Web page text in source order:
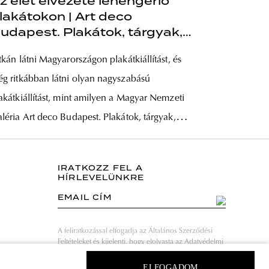
| Art deco
Plakátok, tárgyak,
látni Magyarországon plakátkiállítást, és
ritkábban látni olyan nagyszabású
mint amilyen a Magyar Nemzeti
Art deco Budapest. Plakátok, tárgyak,
(1925–1938) című tárlata. Majd’ tíz éve
kiállítással. Akkor a korszak
konstruktivista vonulatai kerültek
IRATKOZZ FEL A
HÍRLEVELÜNKRE
EMAIL CÍM
A feliratkozással elfogadja az Általános Szerződési
Feltételeket és kijelenti, hogy elolvasta az Adatvédelmi
nyilatkozatot.